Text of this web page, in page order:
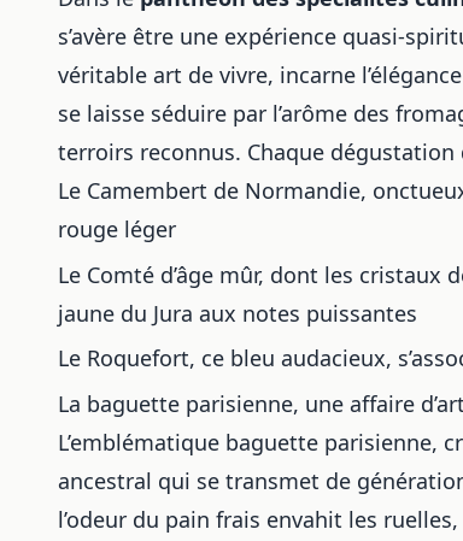
s’avère être une expérience quasi-
véritable art de vivre, incarne
se laisse séduire par l’arôme des
terroirs reconnus. Chaque
Le Camembert de Normandie,
rouge léger
Le Comté d’âge mûr, dont les
jaune du Jura aux notes puissantes
Le Roquefort, ce bleu audacieux,
La baguette parisienne, une affaire
L’emblématique baguette parisienne,
ancestral qui se transmet de
l’odeur du pain frais envahit les